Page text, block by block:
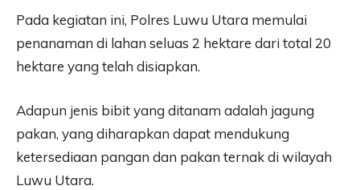
Pada kegiatan ini, Polres Luwu Utara memulai
penanaman di lahan seluas 2 hektare dari total 20
hektare yang telah disiapkan.
Adapun jenis bibit yang ditanam adalah jagung
pakan, yang diharapkan dapat mendukung
ketersediaan pangan dan pakan ternak di wilayah
Luwu Utara.